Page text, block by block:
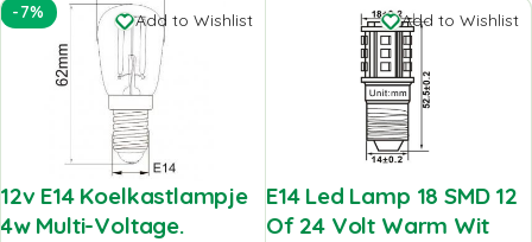
-7% Add to Wishlist
12v E14 Koelkastlampje
4w Multi-Voltage.
Add to Wishlist
E14 Led Lamp 18 SMD 12
Of 24 Volt Warm Wit